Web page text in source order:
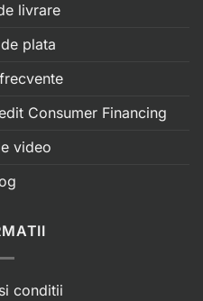
livrare
plata
Consumer Financing
video
conditii